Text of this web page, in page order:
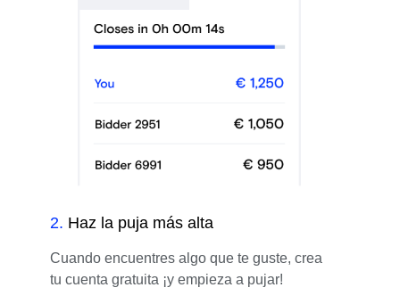
2. Haz la puja más alta
Cuando encuentres algo que te guste, crea
tu cuenta gratuita ¡y empieza a pujar!